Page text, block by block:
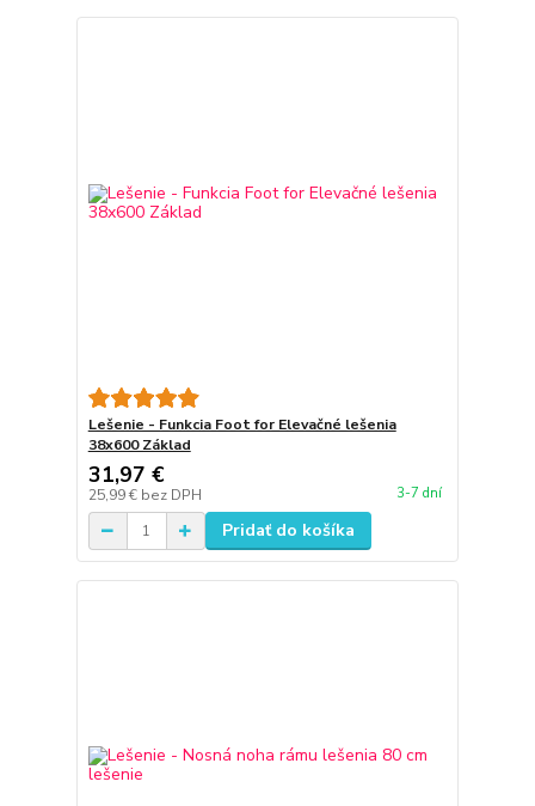
Lešenie - Funkcia Foot for Elevačné lešenia
38x600 Základ
31,97 €
25,99 € bez DPH 3-7 dní
Pridať do košíka